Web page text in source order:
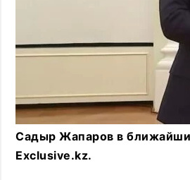
Садыр Жапаров в
Exclusive.kz.